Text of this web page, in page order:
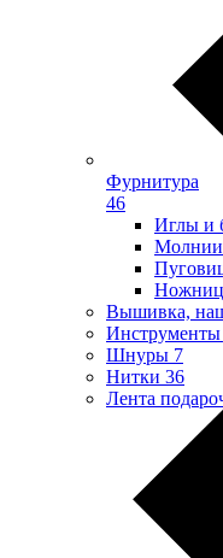
Фурнитура
46
Иглы и
Молнии
Вышивка,
Инструменты
Шнуры 7
Нитки 36
Лента